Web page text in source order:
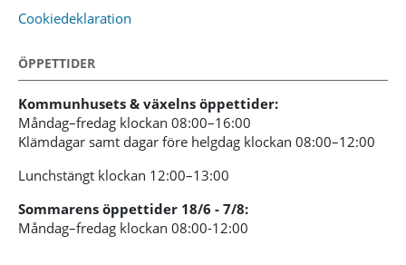
Cookiedeklaration
ÖPPETTIDER
Kommunhusets & växelns öppettider:
Måndag–fredag klockan 08:00–16:00
Klämdagar samt dagar före helgdag klockan 08:00–12:00
Lunchstängt klockan 12:00–13:00
Sommarens öppettider 18/6 - 7/8:
Måndag–fredag klockan 08:00-12:00